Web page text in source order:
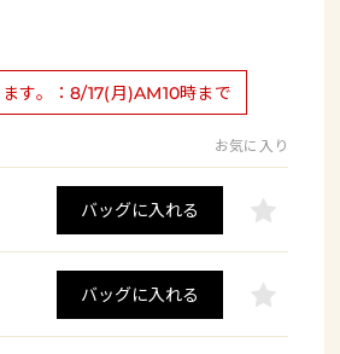
す。：8/17(月)AM10時まで
お気に入り
バッグに入れる
バッグに入れる